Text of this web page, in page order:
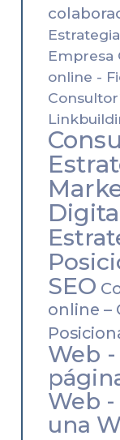
Empresa
online -
SEO
online –
Web
Web
una